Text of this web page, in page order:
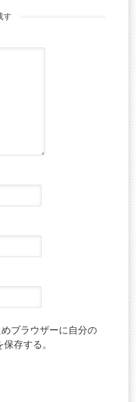
す
ブラウザーに自分の
存する。